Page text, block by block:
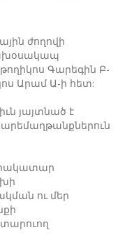
ժողովի
Գարեգին Բ-
Արամ Ա-ի հետ:
յայտնած է
ու մեր